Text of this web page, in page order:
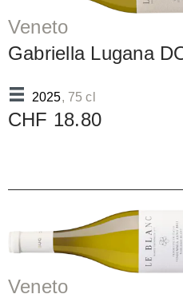
Veneto
Gabriella Lugana
2025, 75 cl
CHF 18.80
Veneto